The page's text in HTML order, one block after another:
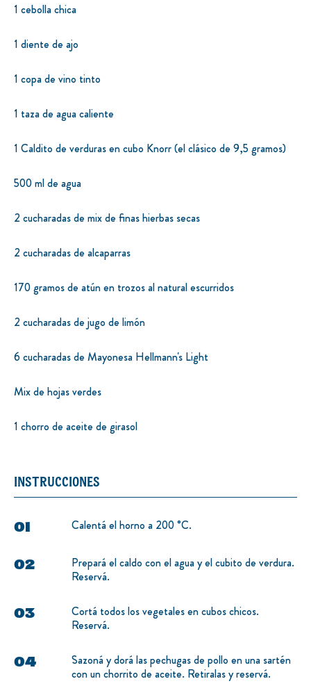
1 cebolla chica
1 diente de ajo
1 copa de vino tinto
1 taza de agua caliente
1 Caldito de verduras en cubo Knorr (el clásico de 9,5 gramos)
500 ml de agua
2 cucharadas de mix de finas hierbas secas
2 cucharadas de alcaparras
170 gramos de atún en trozos al natural escurridos
2 cucharadas de jugo de limón
6 cucharadas de Mayonesa Hellmann's Light
Mix de hojas verdes
1 chorro de aceite de girasol
INSTRUCCIONES
Calentá el horno a 200 °C.
Prepará el caldo con el agua y el cubito de verdura.
Reservá.
Cortá todos los vegetales en cubos chicos.
Reservá.
Sazoná y dorá las pechugas de pollo en una sartén
con un chorrito de aceite. Retiralas y reservá.